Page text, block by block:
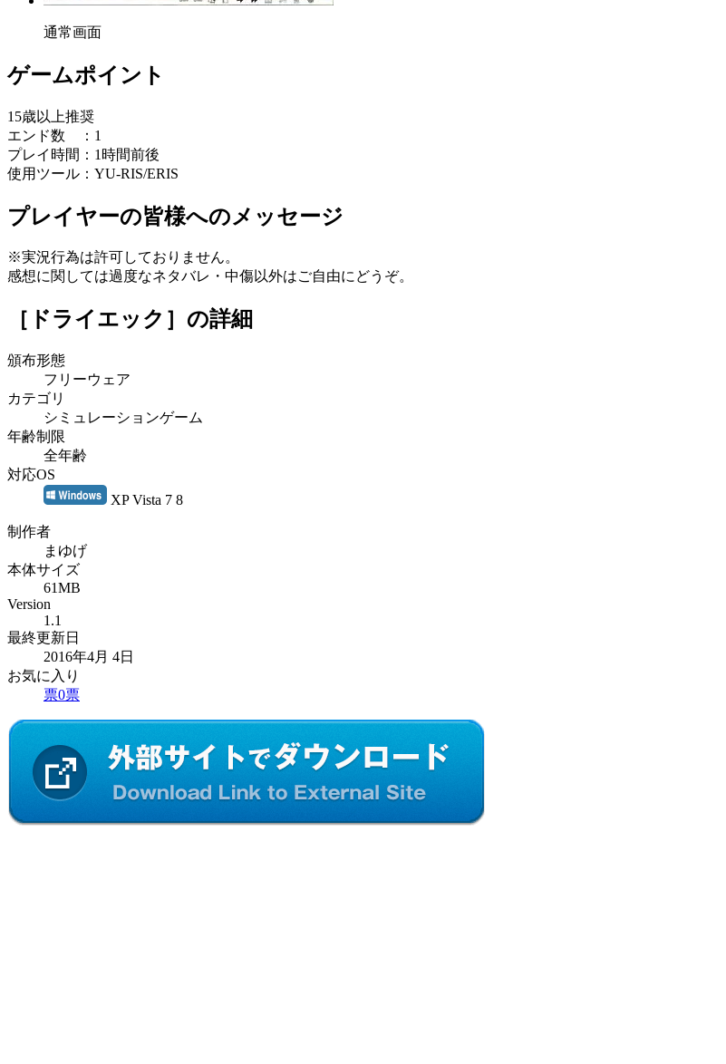
通常画面
ゲームポイント
15歳以上推奨
エンド数 ：1
プレイ時間：1時間前後
使用ツール：YU-RIS/ERIS
プレイヤーの皆様へのメッセージ
※実況行為は許可しておりません。
感想に関しては過度なネタバレ・中傷以外はご自由にどうぞ。
［ドライエック］ の詳細
頒布形態
フリーウェア
カテゴリ
シミュレーションゲーム
年齢制限
全年齢
対応OS
XP Vista 7 8
制作者
まゆげ
本体サイズ
61MB
Version
1.1
最終更新日
2016年4月 4日
お気に入り
票0票